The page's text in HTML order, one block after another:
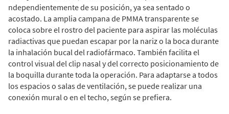
ndependientemente de su posición, ya sea sentado o
acostado. La amplia campana de PMMA transparente se
coloca sobre el rostro del paciente para aspirar las moléculas
radiactivas que puedan escapar por la nariz o la boca durante
la inhalación bucal del radiofármaco. También facilita el
control visual del clip nasal y del correcto posicionamiento de
la boquilla durante toda la operación. Para adaptarse a todos
los espacios o salas de ventilación, se puede realizar una
conexión mural o en el techo, según se prefiera.